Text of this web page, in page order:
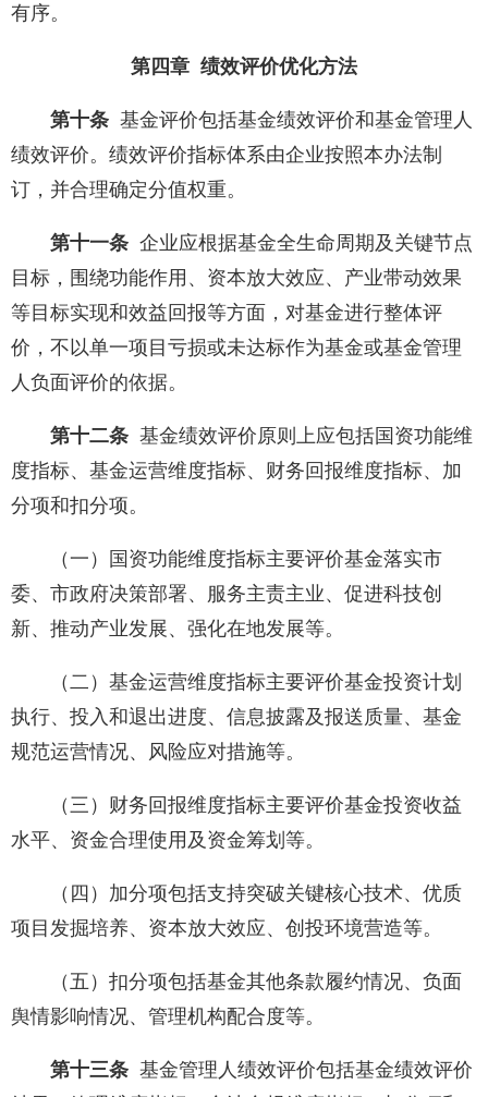
有序。
第四章 绩效评价优化方法
第十条 基金评价包括基金绩效评价和基金管理人
绩效评价。绩效评价指标体系由企业按照本办法制
订，并合理确定分值权重。
第十一条 企业应根据基金全生命周期及关键节点
目标，围绕功能作用、资本放大效应、产业带动效果
等目标实现和效益回报等方面，对基金进行整体评
价，不以单一项目亏损或未达标作为基金或基金管理
人负面评价的依据。
第十二条 基金绩效评价原则上应包括国资功能维
度指标、基金运营维度指标、财务回报维度指标、加
分项和扣分项。
（一）国资功能维度指标主要评价基金落实市
委、市政府决策部署、服务主责主业、促进科技创
新、推动产业发展、强化在地发展等。
（二）基金运营维度指标主要评价基金投资计划
执行、投入和退出进度、信息披露及报送质量、基金
规范运营情况、风险应对措施等。
（三）财务回报维度指标主要评价基金投资收益
水平、资金合理使用及资金筹划等。
（四）加分项包括支持突破关键核心技术、优质
项目发掘培养、资本放大效应、创投环境营造等。
（五）扣分项包括基金其他条款履约情况、负面
舆情影响情况、管理机构配合度等。
第十三条 基金管理人绩效评价包括基金绩效评价